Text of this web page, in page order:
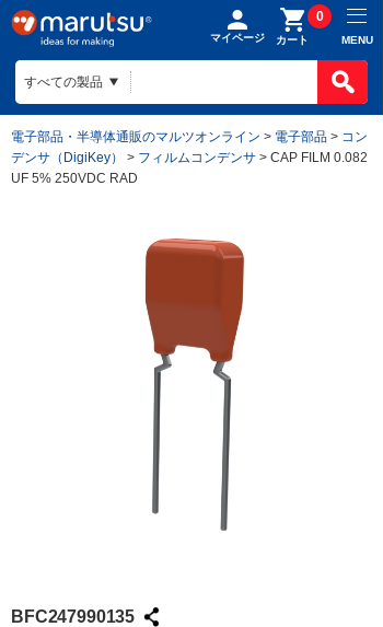
マイページ カート
0
MENU
電子部品・半導体通販のマルツオンライン > 電子部品 > コン
デンサ（DigiKey）
> フィルムコンデンサ > CAP FILM 0.082
UF 5% 250VDC RAD
BFC247990135